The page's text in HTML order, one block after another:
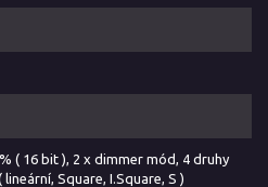
( 16 bit ), 2 x dimmer mód, 4 druhy
lineární, Square, I.Square, S )